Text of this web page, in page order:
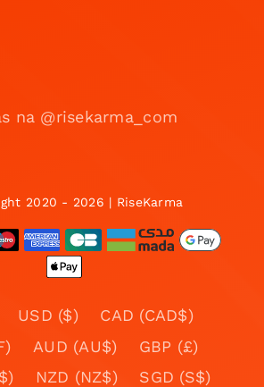
na @risekarma_com
2020 - 2026 | RiseKarma
USD ($)
CAD (CAD$)
AUD (AU$)
GBP (£)
NZD (NZ$)
SGD (S$)